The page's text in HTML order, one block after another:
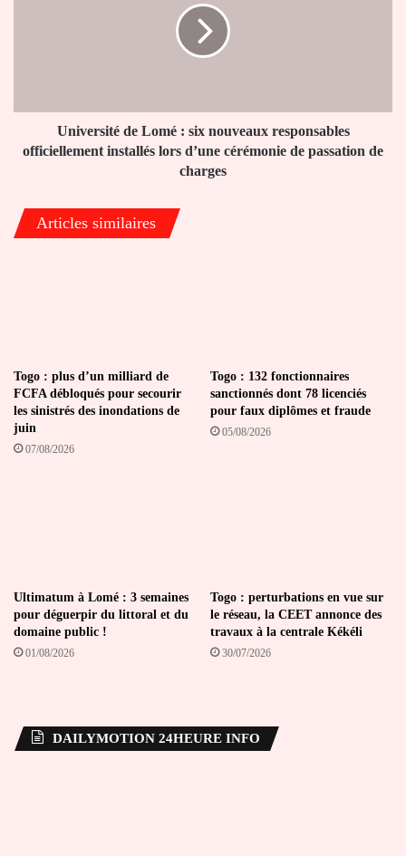
installés
d’une
de
charges
Université de Lomé : six nouveaux responsables
officiellement installés lors d’une cérémonie de passation de
charges
Articles similaires
Togo : plus d’un milliard de
FCFA débloqués pour secourir
les sinistrés des inondations de
juin
07/08/2026
Togo : 132 fonctionnaires
sanctionnés dont 78 licenciés
pour faux diplômes et fraude
05/08/2026
Ultimatum à Lomé : 3 semaines
pour déguerpir du littoral et du
domaine public !
01/08/2026
Togo : perturbations en vue sur
le réseau, la CEET annonce des
travaux à la centrale Kékéli
30/07/2026
DAILYMOTION 24HEURE INFO